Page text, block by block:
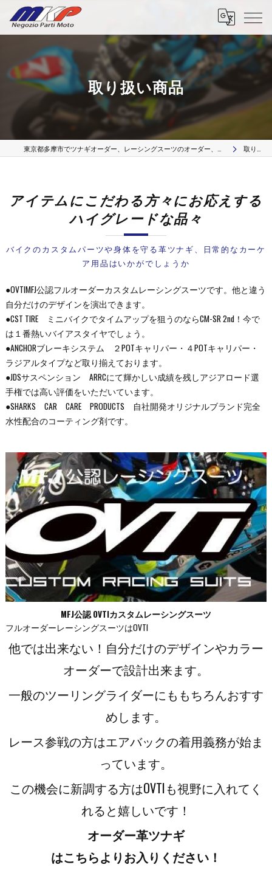
取り扱い商品
取り扱い商品
アイテムにこだわる方々にお応えする
ハイグレードな品々
バイクのカスタムパーツや身体を守る革ツナギ、日常的なカーケ
ア用品はいかがでしょうか
●OVTIMFJ公認フルオーダーカスタムレーシングスーツです。他と違う
自分だけのデザインを演出できます。
●CST TIRE ミニバイクでタイムアップを狙うのならCM-SR 2nd！今で
は１番熱いバイアスタイヤでしょう。
●ANCHORブレーキシステム ２POTキャリパー・４POTキャリパー・
ラジアルタイプなど取り揃えております。
●JDSサスペンション ARRCにて輝かしい成績を残しアジアロード選
手権では高い評価をいただいています。
●SHARKS CAR CARE PRODUCTS 自社開発オリジナルブランド完全
水性配合のコーティング剤です。
MFJ公認 OVTIカスタムレーシングスーツ
フルオーダーレーシングスーツはOVTI
他では出来ない！自分だけのデザインやカラー
オーダーで設計出来ます。
一般のツーリングライダーにももちろんおすす
めします。
レース参戦の方はエアバックの着用義務が始ま
っています。
この機会に新調する方はOVTIも視野に入れてく
れると嬉しいです！
オーダー革ツナギ
はこちらよりお入りください！